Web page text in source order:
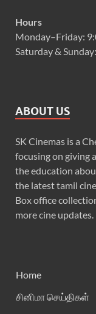
Hours
Monday–Friday:
Saturday &
ABOUT US
SK Cinemas is a
focusing on giving
the education
the latest tamil
Box office
more cine updates.
Home
சினிமா செய்திகள்